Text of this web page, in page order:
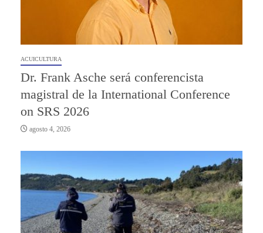
ACUICULTURA
Dr. Frank Asche será conferencista
magistral de la International Conference
on SRS 2026
agosto 4, 2026